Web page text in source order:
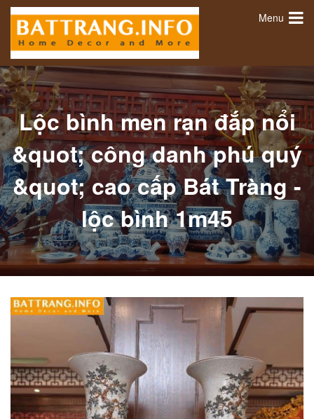
Menu
Lộc bình men rạn đắp nổi
&quot; công danh phú quý
&quot; cao cấp Bát Tràng -
lộc bình 1m45